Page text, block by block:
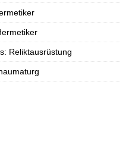
Reliktausrüstung